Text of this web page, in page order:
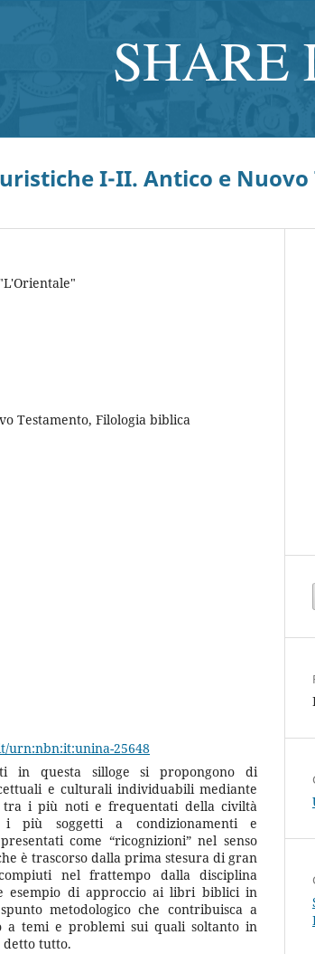
SHARE
I-II. Antico e Nuovo
Testamento, Filologia biblica
urn:nbn:it:unina-25648
in questa silloge si propongono di
e culturali individuabili mediante
i più noti e frequentati della civiltà
più soggetti a condizionamenti e
come “ricognizioni” nel senso
è trascorso dalla prima stesura di gran
nel frattempo dalla disciplina
esempio di approccio ai libri biblici in
metodologico che contribuisca a
a temi e problemi sui quali soltanto in
detto tutto.